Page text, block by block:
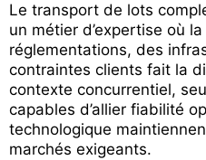
Le transport de lots
un métier d’expertise où
réglementations, des
contraintes clients fait la
contexte concurrentiel,
capables d’allier fiabilité
technologique
marchés exigeants.